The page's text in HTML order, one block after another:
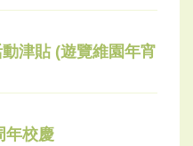
津貼 (遊覽維園年宵
年校慶